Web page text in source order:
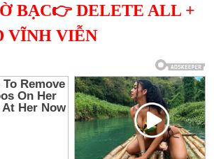
BẠC👉 DELETE ALL +
VĨNH VIỄN